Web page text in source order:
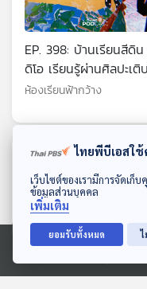
ดาวน์โหลด Thai PBS Podcast
Ⓒ 2020 องค์การกระจายเสียงและแพร่ภา
EP. 398: บ้านเรียนสีดิ
ดิโอ เรียนรู้ผ่านศิลปะเติ
อย่างเป็นธรรมชาติ
ห้องเรียนฟ้ากว้าง
ตอนที่เกี่ยวข้องไทยพีบีเอสใช้
เว็บไซต์ของเรามีการจัดเก็
ข้อมูลส่วนบุคคล
เพิ่มเติม
ยอมรับทั้งหมด